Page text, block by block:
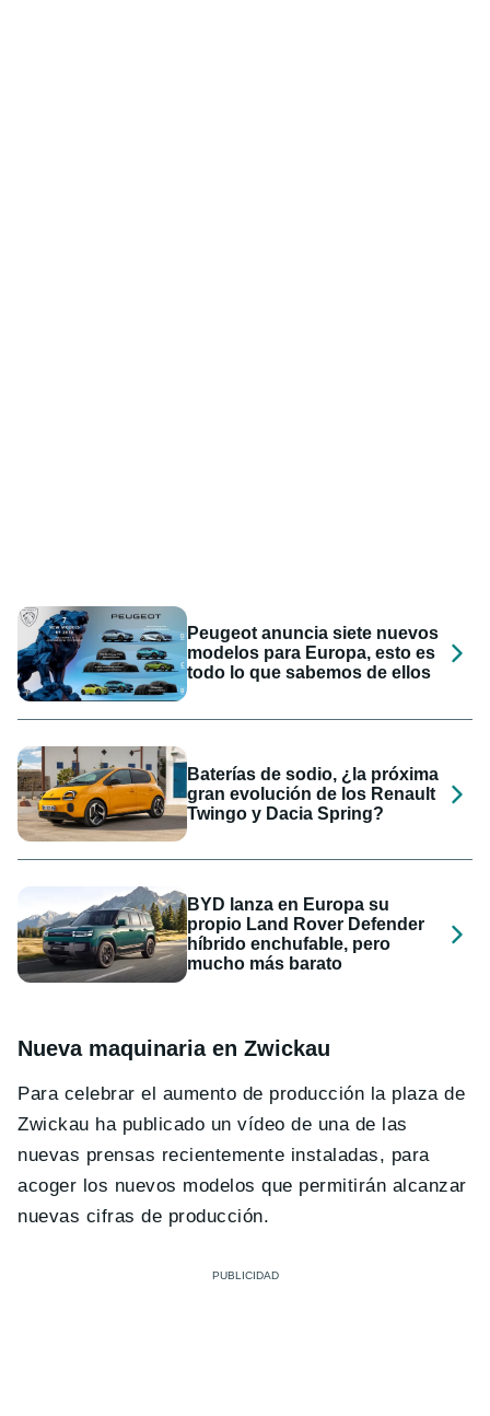
Peugeot anuncia siete nuevos
modelos para Europa, esto es
todo lo que sabemos de ellos
Baterías de sodio, ¿la próxima
gran evolución de los Renault
Twingo y Dacia Spring?
BYD lanza en Europa su
propio Land Rover Defender
híbrido enchufable, pero
mucho más barato
Nueva maquinaria en Zwickau
Para celebrar el aumento de producción la plaza de
Zwickau ha publicado un vídeo de una de las
nuevas prensas recientemente instaladas, para
acoger los nuevos modelos que permitirán alcanzar
nuevas cifras de producción.